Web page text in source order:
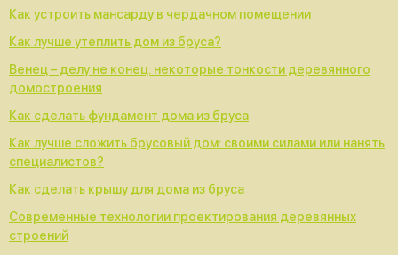
Как устроить мансарду в чердачном помещении
Как лучше утеплить дом из бруса?
Венец – делу не конец: некоторые тонкости деревянного
домостроения
Как сделать фундамент дома из бруса
Как лучше сложить брусовый дом: своими силами или нанять
специалистов?
Как сделать крышу для дома из бруса
Современные технологии проектирования деревянных
строений